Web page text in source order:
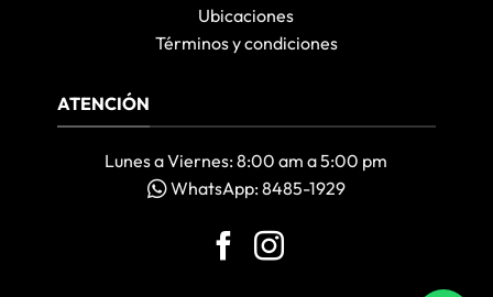
Ubicaciones
Términos y condiciones
ATENCIÓN
Lunes a Viernes: 8:00 am a 5:00 pm
WhatsApp: 8485-1929